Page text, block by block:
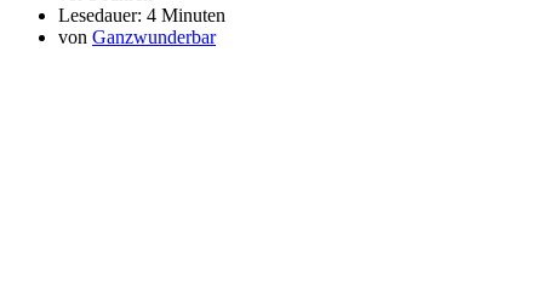
Lesedauer: 4 Minuten
von Ganzwunderbar